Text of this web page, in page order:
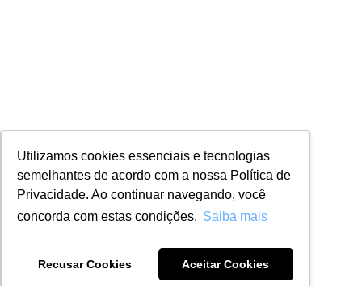
Utilizamos cookies essenciais e tecnologias
semelhantes de acordo com a nossa Política de
Privacidade. Ao continuar navegando, você
concorda com estas condições. Saiba mais
Recusar Cookies Aceitar Cookies